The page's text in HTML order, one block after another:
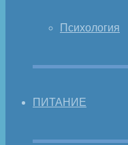
Психология
ПИТАНИЕ